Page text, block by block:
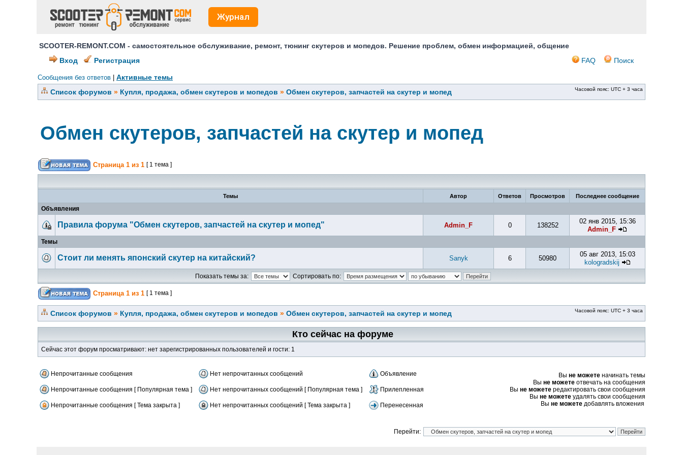
Журнал
SCOOTER-REMONT.COM - самостоятельное обслуживание, ремонт, тюнинг скутеров и мопедов. Решение проблем, обмен информацией, общение
Вход
Регистрация FAQ Поиск
Сообщения без ответов
Активные темы
Список форумов » Купля, продажа, обмен скутеров и мопедов » Обмен скутеров, запчастей на скутер и мопед Часовой пояс: UTC + 3 часа
Обмен скутеров, запчастей на скутер и мопед
Страница 1 из 1 [ 1 тема ]
Темы Автор Ответов Просмотров Последнее сообщение
Объявления
Правила форума "Обмен скутеров, запчастей на скутер и мопед" Admin_F 0 138252
02 янв 2015, 15:36
Admin_F
Темы
Стоит ли менять японский скутер на китайский? Sanyk 6 50980
05 авг 2013, 15:03
kologradskij
Показать темы за: Сортировать по:
Страница 1 из 1 [ 1 тема ]
Список форумов » Купля, продажа, обмен скутеров и мопедов » Обмен скутеров, запчастей на скутер и мопед Часовой пояс: UTC + 3 часа
Кто сейчас на форуме
Сейчас этот форум просматривают: нет зарегистрированных пользователей и гости: 1
Непрочитанные сообщения Нет непрочитанных сообщений Объявление
Непрочитанные сообщения [ Популярная тема ] Нет непрочитанных сообщений [ Популярная тема ] Прилепленная
Непрочитанные сообщения [ Тема закрыта ] Нет непрочитанных сообщений [ Тема закрыта ] Перенесенная
Вы не можете начинать темы
Вы не можете отвечать на сообщения
Вы не можете редактировать свои сообщения
Вы не можете удалять свои сообщения
Вы не можете добавлять вложения
Перейти: